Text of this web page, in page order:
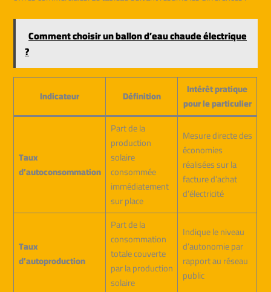
Comment choisir un ballon d’eau chaude électrique
?
Indicateur Définition
Intérêt pratique
pour le particulier
Taux
d’autoconsommation
Part de la
production
solaire
consommée
immédiatement
sur place
Mesure directe des
économies
réalisées sur la
facture d’achat
d’électricité
Taux
d’autoproduction
Part de la
consommation
totale couverte
par la production
solaire
Indique le niveau
d’autonomie par
rapport au réseau
public